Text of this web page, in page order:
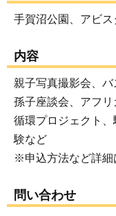
手賀沼公園、アビス
内容
親子写真撮影会、
孫子座談会、アフ
循環プロジェクト
験など
※申込方法など詳細
問い合わせ